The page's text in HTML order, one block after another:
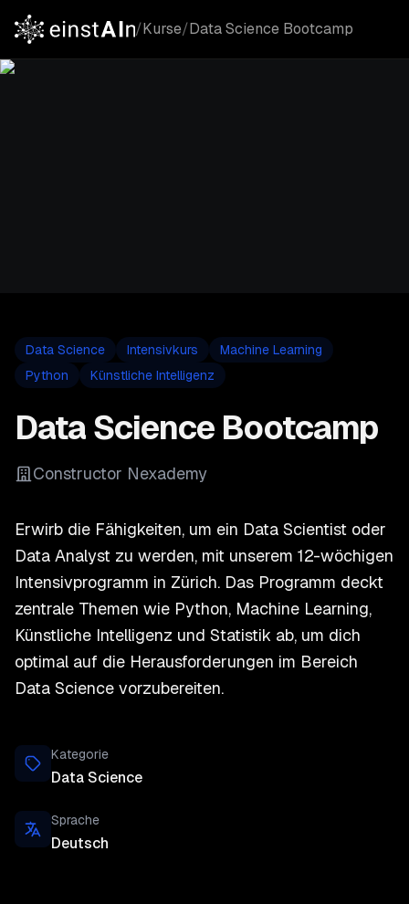
/Kurse/Data Science Bootcamp
Data Science Intensivkurs
Machine Learning
Python
Künstliche Intelligenz
Data Science Bootcamp
Constructor Nexademy
Erwirb die Fähigkeiten, um ein Data Scientist oder
Data Analyst zu werden, mit unserem 12-wöchigen
Intensivprogramm in Zürich. Das Programm deckt
zentrale Themen wie Python, Machine Learning,
Künstliche Intelligenz und Statistik ab, um dich
optimal auf die Herausforderungen im Bereich
Data Science vorzubereiten.
Kategorie
Data Science
Sprache
Deutsch